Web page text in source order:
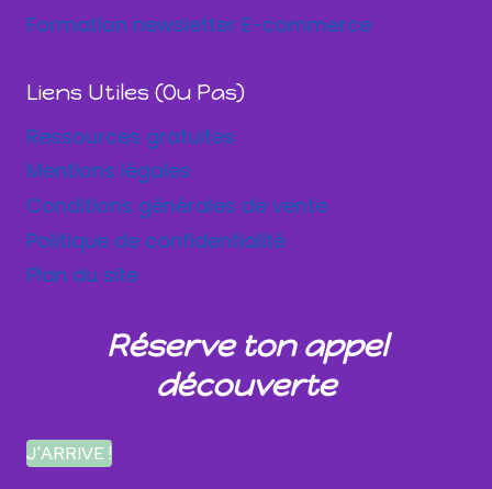
Formation newsletter E-commerce
Liens Utiles (ou Pas)
Ressources gratuites
Mentions légales
Conditions générales de vente
Politique de confidentialité
Plan du site
Réserve ton appel
découverte
J'ARRIVE !